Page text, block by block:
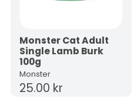
Monster Cat Adult
Single Lamb Burk
100g
Monster
25.00 kr